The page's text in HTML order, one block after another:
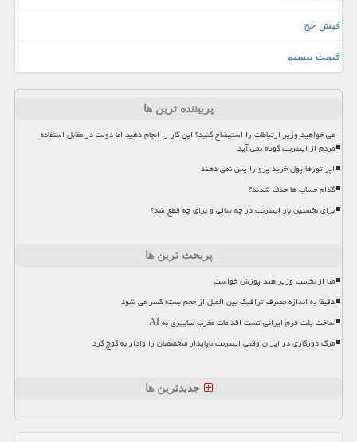
فیش حج
قیمت بیسیم
پربیننده ترین ها
می خواهید وزیر ارتباطات را استیضاح کنید؟ این کار را انجام دهید اما دولت در مقابل استفاده
مردم از اینترنت کوتاه نمی آید
اپراتورها پول خرید پرو را پس نمی دهند
کدام حساب ها حذف شدند؟
برای نخستین بار اینترنت در چه سالی و برای چه قطع شد؟
پربحث ترین ها
متا از نخست وزیر هند پوزش خواست
دقیقا به اندازه مصرف ترافیک بین الملل از حجم بسته کسر می شود
ساخت پلت فرم ایرانی تست اقدامات مخرب سایبری به AI
مرگ دورکاری در ایران وقتی اینترنت ناپایدار متخصصان را وادار به کوچ کرد
جدیدترین ها